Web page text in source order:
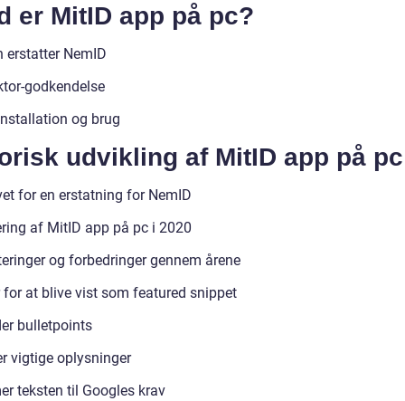
er MitID app på pc?
erstatter NemID
godkendelse
og brug
udvikling af MitID app på pc
for en erstatning for NemID
af MitID app på pc i 2020
og forbedringer gennem årene
for at blive vist som featured snippet
bulletpoints
vigtige oplysninger
teksten til Googles krav